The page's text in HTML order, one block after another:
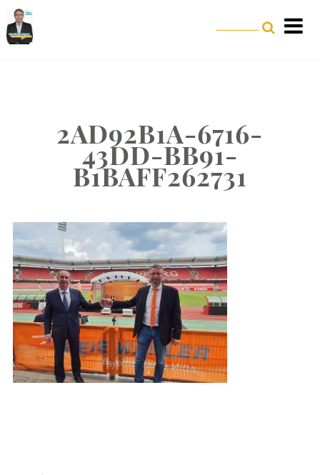
2AD92B1A-6716-
43DD-BB91-
B1BAFF262731